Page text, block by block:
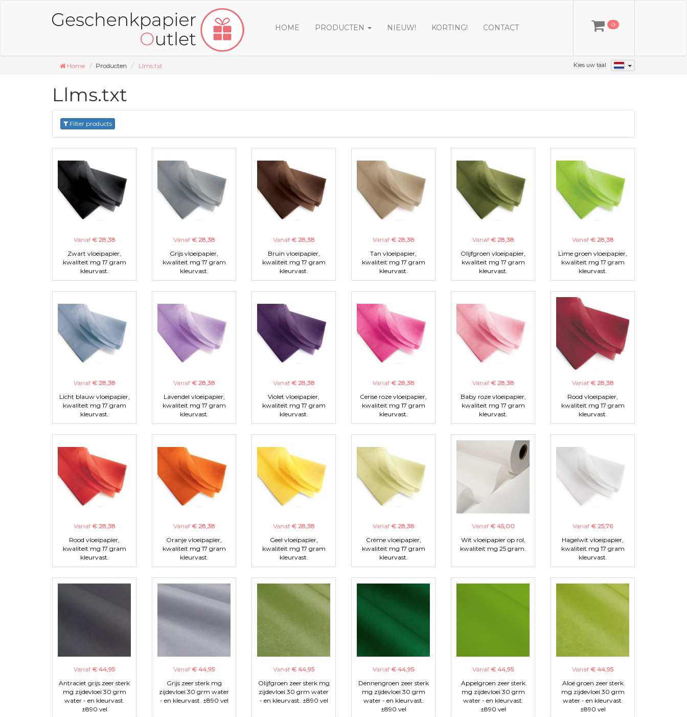
HOME PRODUCTEN NIEUW! KORTING! CONTACT 0
Home Producten Llms.txt Kies uw taal
Llms.txt
Filter products
Vanaf € 28,38
Zwart vloeipapier,
kwaliteit mg 17 gram
kleurvast.
Vanaf € 28,38
Grijs vloeipapier,
kwaliteit mg 17 gram
kleurvast.
Vanaf € 28,38
Bruin vloeipapier,
kwaliteit mg 17 gram
kleurvast.
Vanaf € 28,38
Tan vloeipapier,
kwaliteit mg 17 gram
kleurvast.
Vanaf € 28,38
Olijfgroen vloeipapier,
kwaliteit mg 17 gram
kleurvast.
Vanaf € 28,38
Lime groen vloeipapier,
kwaliteit mg 17 gram
kleurvast.
Vanaf € 28,38
Licht blauw vloeipapier,
kwaliteit mg 17 gram
kleurvast.
Vanaf € 28,38
Lavendel vloeipapier,
kwaliteit mg 17 gram
kleurvast.
Vanaf € 28,38
Violet vloeipapier,
kwaliteit mg 17 gram
kleurvast.
Vanaf € 28,38
Cerise roze vloeipapier,
kwaliteit mg 17 gram
kleurvast.
Vanaf € 28,38
Baby roze vloeipapier,
kwaliteit mg 17 gram
kleurvast.
Vanaf € 28,38
Rood vloeipapier,
kwaliteit mg 17 gram
kleurvast.
Vanaf € 28,38
Rood vloeipapier,
kwaliteit mg 17 gram
kleurvast.
Vanaf € 28,38
Oranje vloeipapier,
kwaliteit mg 17 gram
kleurvast.
Vanaf € 28,38
Geel vloeipapier,
kwaliteit mg 17 gram
kleurvast.
Vanaf € 28,38
Crème vloeipapier,
kwaliteit mg 17 gram
kleurvast.
Vanaf € 45,00
Wit vloeipapier op rol,
kwaliteit mg 25 gram.
Vanaf € 25,76
Hagelwit vloeipapier,
kwaliteit mg 17 gram
kleurvast.
Vanaf € 44,95
Antraciet grijs zeer sterk
mg zijdevloei 30 grm
water - en kleurvast.
±890 vel
Vanaf € 44,95
Grijs zeer sterk mg
zijdevloei 30 grm water
- en kleurvast. ±890 vel
Vanaf € 44,95
Olijfgroen zeer sterk mg
zijdevloei 30 grm water
- en kleurvast. ±890 vel
Vanaf € 44,95
Dennengroen zeer sterk
mg zijdevloei 30 grm
water - en kleurvast.
±890 vel
Vanaf € 44,95
Appelgroen zeer sterk
mg zijdevloei 30 grm
water - en kleurvast.
±890 vel
Vanaf € 44,95
Aloë groen zeer sterk
mg zijdevloei 30 grm
water - en kleurvast.
±890 vel